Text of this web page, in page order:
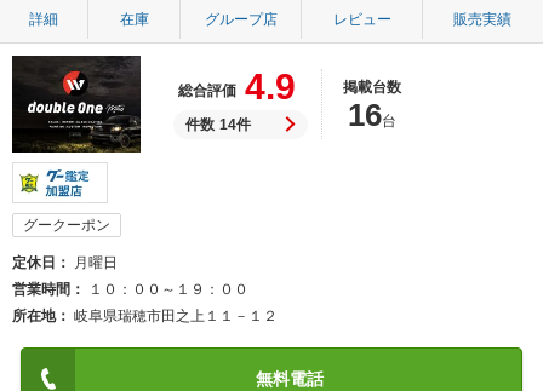
詳細 在庫 グループ店 レビュー 販売実績
総合評価 4.9
件数 14件
掲載台数
16台
グークーポン
定休日
月曜日
営業時間
１０：００～１９：００
所在地
岐阜県瑞穂市田之上１１－１２
無料電話